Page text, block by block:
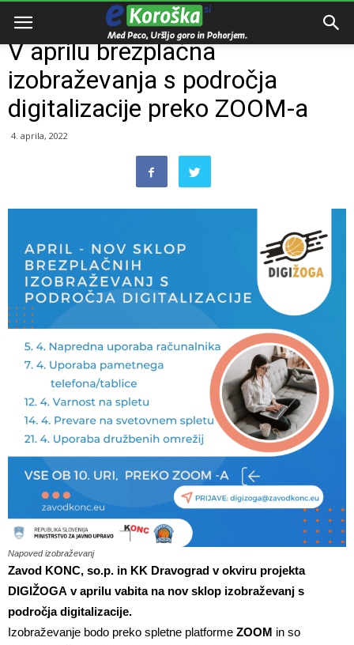
Domov
V aprilu brezplačna
izobraževanja s področja
digitalizacije preko ZOOM-a
4. aprila, 2022
Napoved izobraževanj
Zavod KONC, so.p. in KK Dravograd v okviru projekta
DIGIŽOGA v aprilu vabita na nov sklop izobraževanj s
področja digitalizacije.
Izobraževanje bodo preko spletne platforme ZOOM in so